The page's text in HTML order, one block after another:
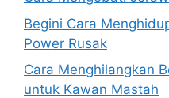
Begini Cara
Power Rusak
Cara Menghilangkan
untuk Kawan Mastah